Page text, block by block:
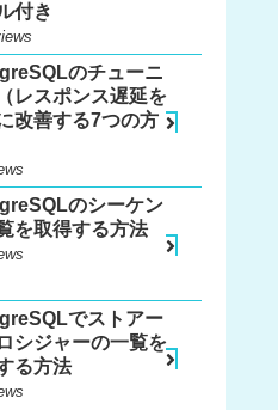
付き
のチューニ
レスポンス遅延を
改善する7つの方
のシーケン
を取得する方法
でストアー
シジャーの一覧を
る方法